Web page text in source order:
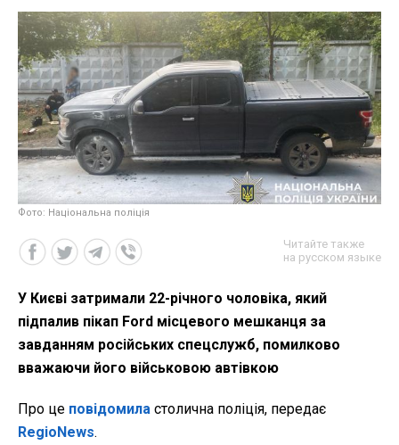
Фото: Національна поліція
Читайте также
на русском языке
У Києві затримали 22-річного чоловіка, який
підпалив пікап Ford місцевого мешканця за
завданням російських спецслужб, помилково
вважаючи його військовою автівкою
Про це повідомила столична поліція, передає
RegioNews.